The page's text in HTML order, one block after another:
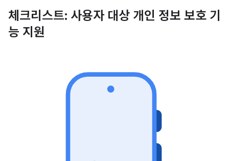
체크리스트: 사용자 대상 개인 정보 보호 기
능 지원